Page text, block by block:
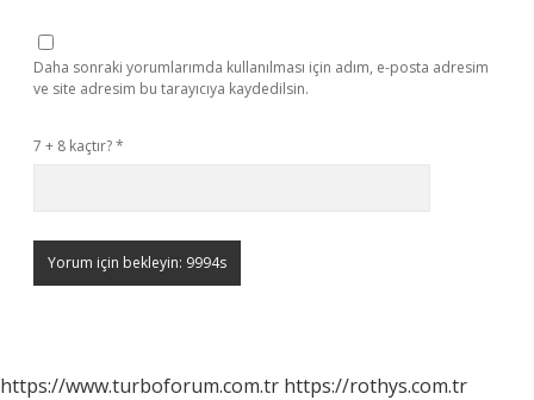
Daha sonraki yorumlarımda kullanılması için adım, e-posta adresim
ve site adresim bu tarayıcıya kaydedilsin.
7 + 8 kaçtır?*
https://www.turboforum.com.tr https://rothys.com.tr